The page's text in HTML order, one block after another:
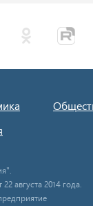
августа 2014 года.